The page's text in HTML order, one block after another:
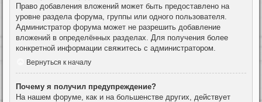
Право добавления вложений может быть предоставлено на
уровне раздела форума, группы или одного пользователя.
Администратор форума может не разрешить добавление
вложений в определённых разделах. Для получения более
конкретной информации свяжитесь с администратором.
Вернуться к началу
Почему я получил предупреждение?
На нашем форуме, как и на большенстве других, действует